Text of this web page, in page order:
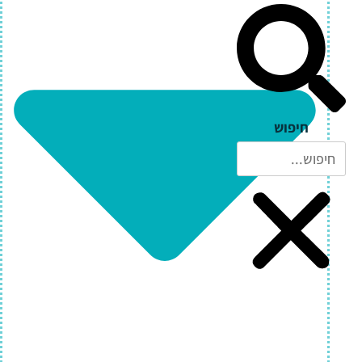
חיפוש